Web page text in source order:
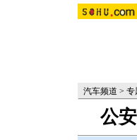
汽车频道 > 专
公